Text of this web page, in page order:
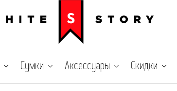
Сумки Аксессуары Скидки